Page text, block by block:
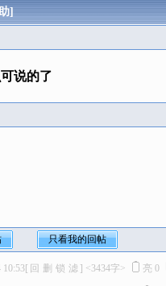
]
说的了
只看我的回帖
10:53[ 回 删 锁 滤 ] <3434字> 亮 0